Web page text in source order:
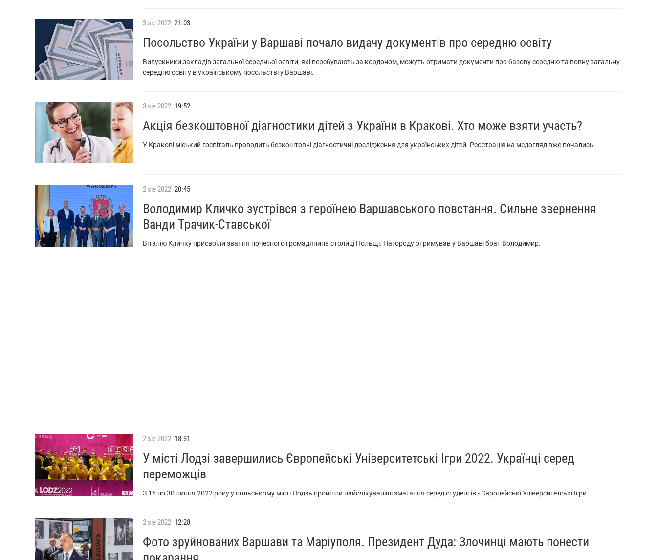
Посольство України у Варшаві почало видачу документів про середню освіту
Випускники закладів загальної середньої освіти, які перебувають за кордоном, можуть отримати документи про базову середню та повну загальну
середню освіту в українському посольстві у Варшаві.
3 sie2022 21:03
Акція безкоштовної діагностики дітей з України в Кракові. Хто може взяти участь?
У Кракові міський госпіталь проводить безкоштовні діагностичні дослідження для українських дітей. Реєстрація на медогляд вже почались.
3 sie2022 19:52
Володимир Кличко зустрівся з героїнею Варшавського повстання. Сильне звернення
Ванди Трачик-Ставської
Віталію Кличку присвоїли звання почесного громадянина столиці Польщі. Нагороду отримував у Варшаві брат Володимир.
2 sie2022 20:45
У місті Лодзі завершились Європейські Університетські Ігри 2022. Українці серед
переможців
З 16 по 30 липня 2022 року у польському місті Лодзь пройшли найочікуваніші змагання серед студентів - Європейські Університетські Ігри.
2 sie2022 18:31
Фото зруйнованих Варшави та Маріуполя. Президент Дуда: Злочинці мають понести
2 sie2022 12:28